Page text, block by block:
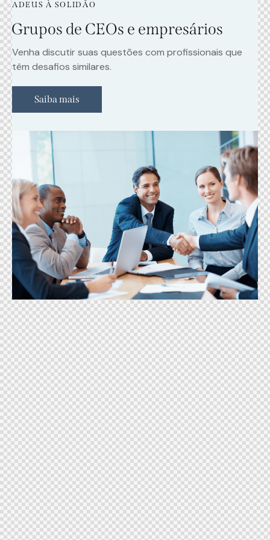
ADEUS À SOLIDÃO
Grupos de CEOs e empresários
Venha discutir suas questões com profissionais que
têm desafios similares.
Saiba mais